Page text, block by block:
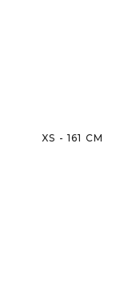
XS - 161 CM